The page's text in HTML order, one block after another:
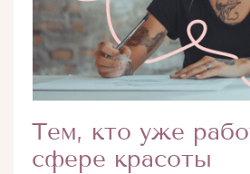
Тем, кто уже
сфере красоты